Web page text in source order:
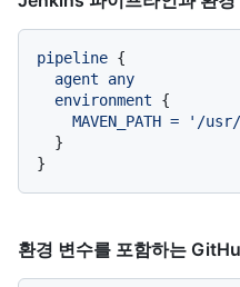
pipeline {
agent
any
environment {
MAVEN_PATH =
'/usr/
환경 변수를 포함하는